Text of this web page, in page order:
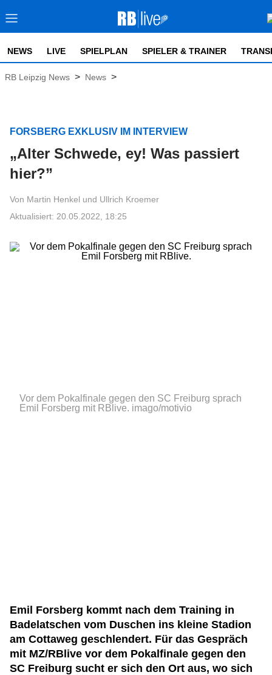
NEWS LIVE SPIELPLAN SPIELER & TRAINER
RB Leipzig News > News >
FORSBERG EXKLUSIV IM INTERVIEW
„Alter Schwede, ey! Was passiert
hier?”
Von Martin Henkel und Ullrich Kroemer
Aktualisiert: 20.05.2022, 18:25
Vor dem Pokalfinale gegen den SC Freiburg sprach
Emil Forsberg mit RBlive. imago/motivio
Emil Forsberg kommt nach dem Training in
Badelatschen vom Duschen ins kleine Stadion
am Cottaweg geschlendert. Für das Gespräch
mit MZ/RBlive vor dem Pokalfinale gegen den
SC Freiburg sucht er sich den Ort aus, wo sich